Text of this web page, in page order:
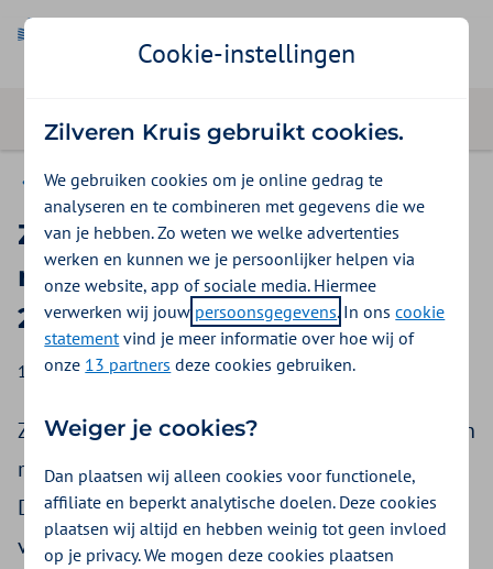
Nieuws
Zorgkantoren passen
richttariefpercentages voor
2024 aan
13 september 2023
Zorgkantoren hebben besloten om de zogeheten
richttariefpercentages voor 2024 te verhogen.
Deze richttariefpercentages zijn het vertrekpunt
voor de inkoopafspraken die zorgkantoren en
Cookie-instellingen
Zilveren Kruis gebruikt cookies.
We gebruiken cookies om je online gedrag te
analyseren en te combineren met gegevens die we
van je hebben. Zo weten we welke advertenties
werken en kunnen we je persoonlijker helpen via
onze website, app of sociale media. Hiermee
verwerken wij jouw persoonsgegevens. In onscookie
statementvind je meer informatie over hoe wij of
onze 13 partners deze cookies gebruiken.
Weiger je cookies?
Dan plaatsen wij alleen cookies voor functionele,
affiliate en beperkt analytische doelen. Deze cookies
plaatsen wij altijd en hebben weinig tot geen invloed
op je privacy. We mogen deze cookies plaatsen